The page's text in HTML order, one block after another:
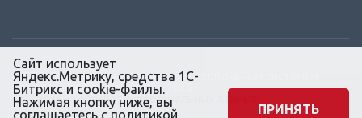
© КТС-Дизель – Комплектующие к топливным системам
Все права защищены, 2003 – 2025
Согласие на обработку персональных данных
Сайт использует
Яндекс.Метрику, средства 1С-
Битрикс и cookie-файлы.
Нажимая кнопку ниже, вы
соглашаетесь с политикой ПРИНЯТЬ